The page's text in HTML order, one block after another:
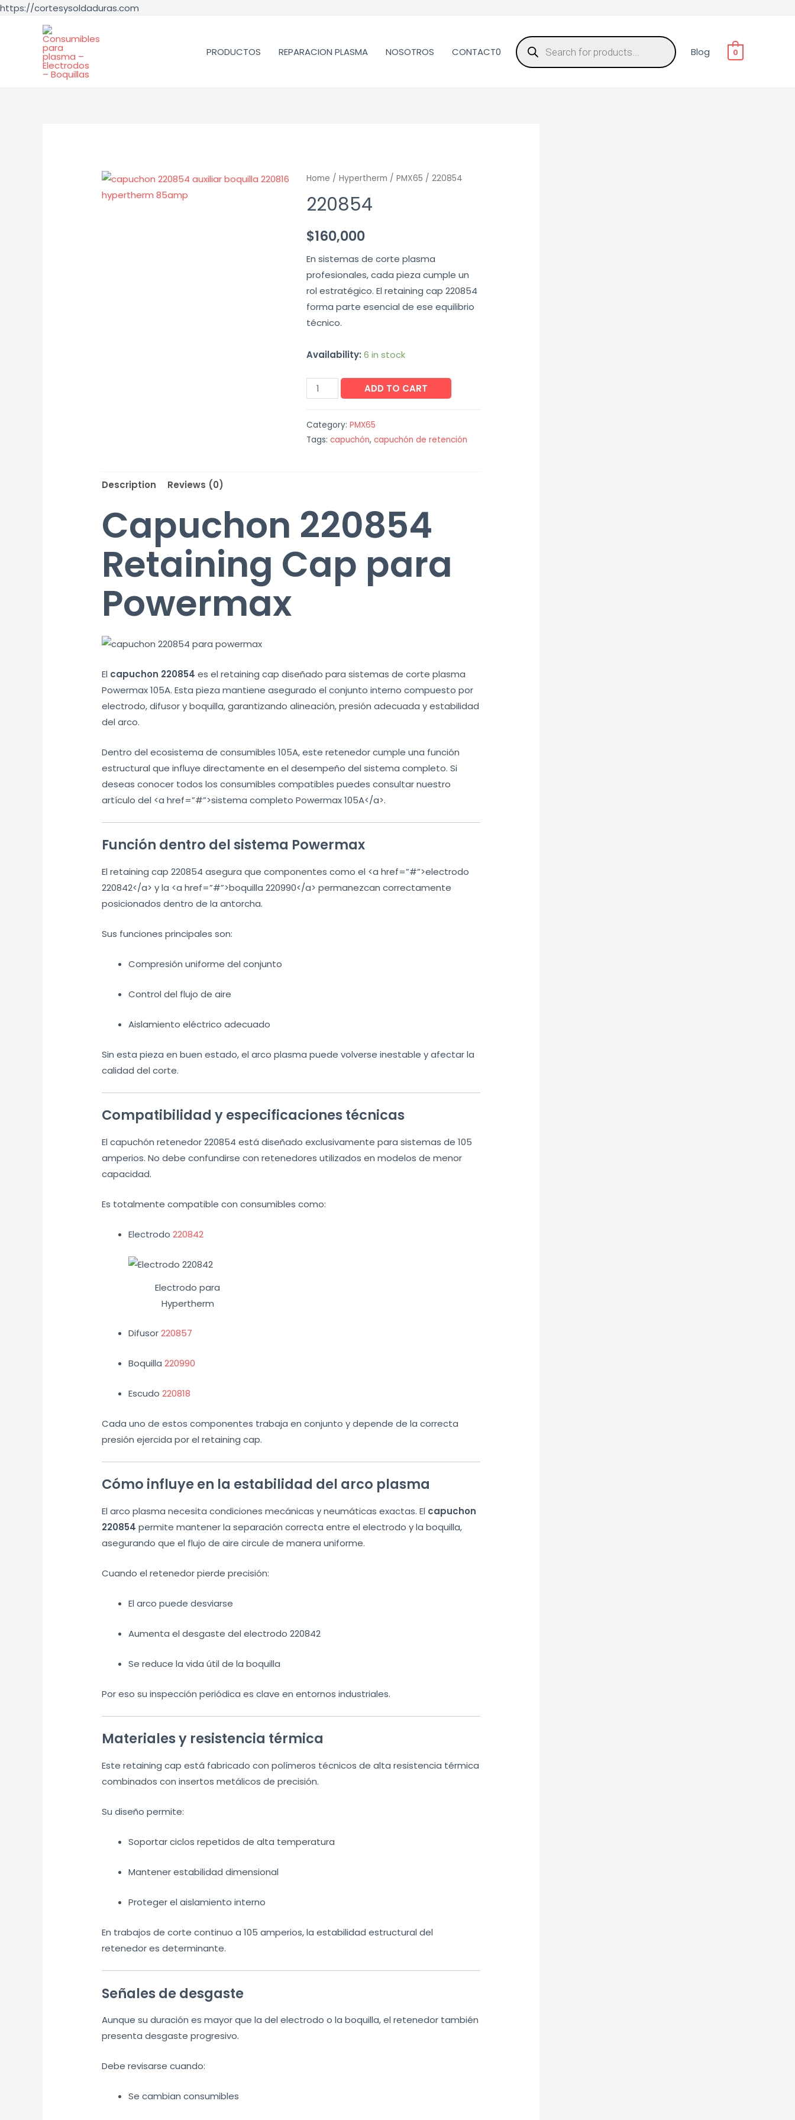
https://cortesysoldaduras.com
PRODUCTOS REPARACION PLASMA NOSOTROS CONTACT0 Blog 0
Home / Hypertherm / PMX65 / 220854
220854
$160,000
En sistemas de corte plasma
profesionales, cada pieza cumple un
rol estratégico. El retaining cap 220854
forma parte esencial de ese equilibrio
técnico.
Availability: 6 in stock
ADD TO CART
Category: PMX65
Tags: capuchón, capuchón de retención
Description Reviews (0)
Capuchon 220854
Retaining Cap para
Powermax
El capuchon 220854 es el retaining cap diseñado para sistemas de corte plasma
Powermax 105A. Esta pieza mantiene asegurado el conjunto interno compuesto por
electrodo, difusor y boquilla, garantizando alineación, presión adecuada y estabilidad
del arco.
Dentro del ecosistema de consumibles 105A, este retenedor cumple una función
estructural que influye directamente en el desempeño del sistema completo. Si
deseas conocer todos los consumibles compatibles puedes consultar nuestro
artículo del <a href=”#”>sistema completo Powermax 105A</a>.
Función dentro del sistema Powermax
El retaining cap 220854 asegura que componentes como el <a href=”#”>electrodo
220842</a> y la <a href=”#”>boquilla 220990</a> permanezcan correctamente
posicionados dentro de la antorcha.
Sus funciones principales son:
Compresión uniforme del conjunto
Control del flujo de aire
Aislamiento eléctrico adecuado
Sin esta pieza en buen estado, el arco plasma puede volverse inestable y afectar la
calidad del corte.
Compatibilidad y especificaciones técnicas
El capuchón retenedor 220854 está diseñado exclusivamente para sistemas de 105
amperios. No debe confundirse con retenedores utilizados en modelos de menor
capacidad.
Es totalmente compatible con consumibles como:
Electrodo220842
Electrodo para
Hypertherm
Difusor220857
Boquilla220990
Escudo220818
Cada uno de estos componentes trabaja en conjunto y depende de la correcta
presión ejercida por el retaining cap.
Cómo influye en la estabilidad del arco plasma
El arco plasma necesita condiciones mecánicas y neumáticas exactas. El capuchon
220854 permite mantener la separación correcta entre el electrodo y la boquilla,
asegurando que el flujo de aire circule de manera uniforme.
Cuando el retenedor pierde precisión:
El arco puede desviarse
Aumenta el desgaste del electrodo 220842
Se reduce la vida útil de la boquilla
Por eso su inspección periódica es clave en entornos industriales.
Materiales y resistencia térmica
Este retaining cap está fabricado con polímeros técnicos de alta resistencia térmica
combinados con insertos metálicos de precisión.
Su diseño permite:
Soportar ciclos repetidos de alta temperatura
Mantener estabilidad dimensional
Proteger el aislamiento interno
En trabajos de corte continuo a 105 amperios, la estabilidad estructural del
retenedor es determinante.
Señales de desgaste
Aunque su duración es mayor que la del electrodo o la boquilla, el retenedor también
presenta desgaste progresivo.
Debe revisarse cuando:
Se cambian consumibles